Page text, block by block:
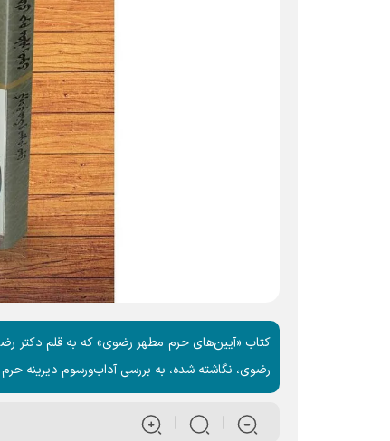
کتاب «آیین‌های حرم مطهر رضوی» که به قلم دکتر
رضوی، نگاشته شده، به بررسی آداب‌ورسوم دیرینه حرم